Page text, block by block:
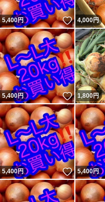
5,400円 いいね！
4,000円
5,400円 いいね！
1,800円
5,400円 いいね！
5,400円